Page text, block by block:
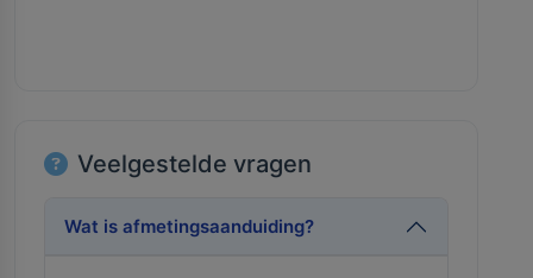
Veelgestelde vragen
Wat is afmetingsaanduiding?